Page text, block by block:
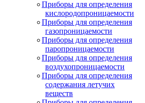
Приборы для определения
кислородопроницаемости
Приборы для определения
газопроницаемости
Приборы для определения
паропроницаемости
Приборы для определения
воздухопроницаемости
Приборы для определения
содержания летучих
веществ